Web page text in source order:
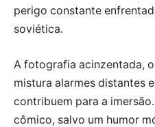
perigo constante
soviética.
A fotografia acinzentada,
mistura alarmes distantes
contribuem para a
cômico, salvo um humor